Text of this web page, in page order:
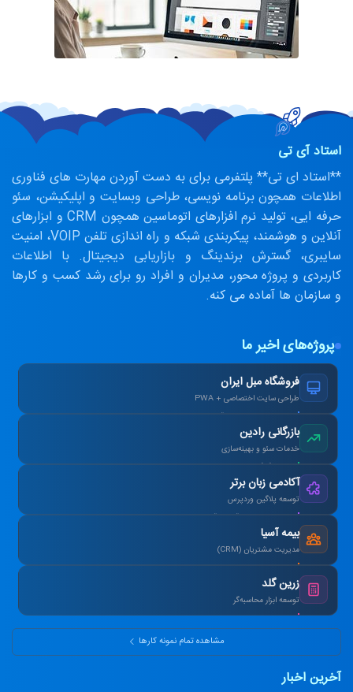
استاد آی تی
**استاد ای تی** پلتفرمی برای به دست آوردن مهارت های فناوری
اطلاعات همچون برنامه نویسی، طراحی وبسایت و اپلیکیشن، سئو
حرفه ایی، تولید نرم افزارهای اتوماسین همچون CRM و ابزارهای
آنلاین و هوشمند، پیکربندی شبکه و راه اندازی تلفن VOIP، امنیت
سایبری، گسترش برندینگ و بازاریابی دیجیتال. با اطلاعات
کاربردی و پروژه محور، مدیران و افراد رو برای رشد کسب و کارها
و سازمان ها آماده می کنه.
پروژه‌های اخیر ما
فروشگاه مبل ایران
طراحی سایت اختصاصی + PWA
بازرگانی رادین
خدمات سئو و بهینه‌سازی
آکادمی زبان برتر
توسعه پلاگین وردپرس
طراحی سیستم آزمون آنلاین و صدور کارنامه.
بیمه آسیا
مدیریت مشتریان (CRM)
یکپارچه‌سازی اطلاعات و اتوماسیون پیامک.
زرین گلد
توسعه ابزار محاسبه‌گر
ماشین‌حساب پیشرفته سود مرکب و طلا.
مشاهده تمام نمونه کارها
آخرین اخبار